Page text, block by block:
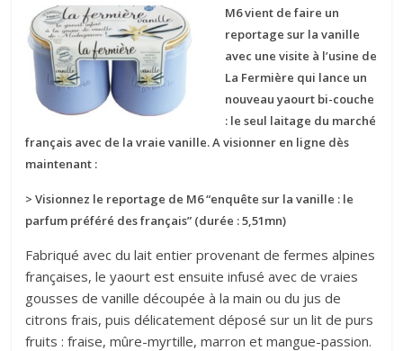
M6 vient de faire un
reportage sur la vanille
avec une visite à l’usine de
La Fermière qui lance un
nouveau yaourt bi-couche
: le seul laitage du marché
français avec de la vraie vanille. A visionner en ligne dès
maintenant :
> Visionnez le reportage de M6 “enquête sur la vanille : le
parfum préféré des français” (durée : 5,51mn)
Fabriqué avec du lait entier provenant de fermes alpines
françaises, le yaourt est ensuite infusé avec de vraies
gousses de vanille découpée à la main ou du jus de
citrons frais, puis délicatement déposé sur un lit de purs
fruits : fraise, mûre-myrtille, marron et mangue-passion.